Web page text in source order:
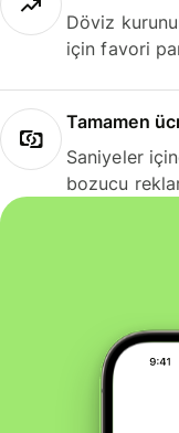
Döviz
için favori
Tamamen
Saniyeler
bozucu